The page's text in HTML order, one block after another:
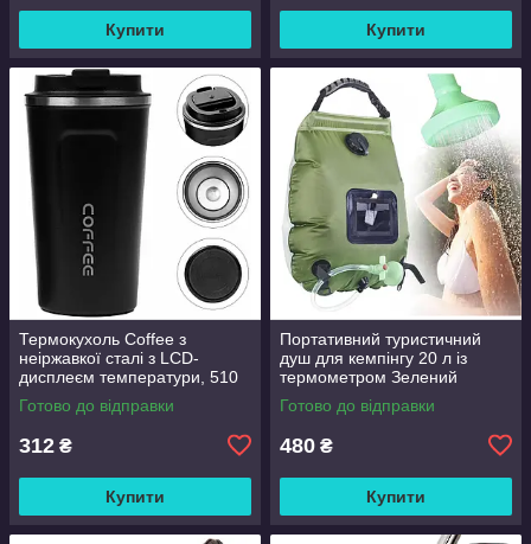
Купити Купити
Термокухоль Coffee з
неіржавкої сталі з LCD-
дисплеєм температури, 510
мл Чорний
Готово до відправки
312 ₴
Купити
Портативний туристичний
душ для кемпінгу 20 л із
термометром Зелений
Готово до відправки
480 ₴
Купити